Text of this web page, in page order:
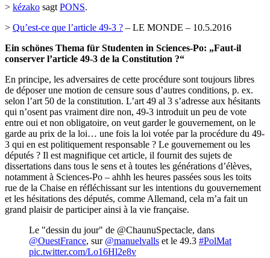
> kézako sagtPONS.
> Qu’est-ce que l’article 49-3 ? – LE MONDE – 10.5.2016
Ein schönes Thema für Studenten in Sciences-Po: „Faut-il
conserver l’article 49-3 de la Constitution ?“
En principe, les adversaires de cette procédure sont toujours libres
de déposer une motion de censure sous d’autres conditions, p. ex.
selon l’art 50 de la constitution. L’art 49 al 3 s’adresse aux hésitants
qui n’osent pas vraiment dire non, 49-3 introduit un peu de vote
entre oui et non obligatoire, on veut garder le gouvernement, on le
garde au prix de la loi… une fois la loi votée par la procédure du 49-
3 qui en est politiquement responsable ? Le gouvernement ou les
députés ? Il est magnifique cet article, il fournit des sujets de
dissertations dans tous le sens et à toutes les générations d’élèves,
notamment à Sciences-Po – ahhh les heures passées sous les toits
rue de la Chaise en réfléchissant sur les intentions du gouvernement
et les hésitations des députés, comme Allemand, cela m’a fait un
grand plaisir de participer ainsi à la vie française.
Le "dessin du jour" de @ChaunuSpectacle, dans
@OuestFrance, sur @manuelvalls et le 49.3 #PolMat
pic.twitter.com/Lo16Hl2e8v